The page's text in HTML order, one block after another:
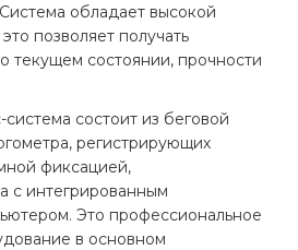
обладает высокой
позволяет получать
текущем состоянии, прочности
состоит из беговой
регистрирующих
фиксацией,
с интегрированным
Это профессиональное
в основном